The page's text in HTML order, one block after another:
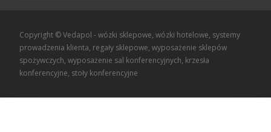
Copyright © Vedapol - wózki sklepowe, wózki hotelowe, systemy
prowadzenia klienta, regały sklepowe, wyposażenie sklepów
spożywczych, wyposażenie sal konferencyjnych, krzesła
konferencyjne, stoły konferencyjne